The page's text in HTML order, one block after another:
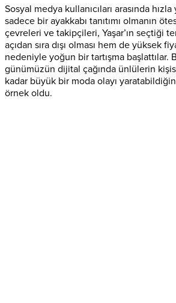
Sosyal medya kullanıcıları arasında
sadece bir ayakkabı tanıtımı olmanın
çevreleri ve takipçileri, Yaşar’ın seçtiği
açıdan sıra dışı olması hem de yüksek
nedeniyle yoğun bir tartışma başlattılar.
günümüzün dijital çağında ünlülerin
kadar büyük bir moda olayı
örnek oldu.